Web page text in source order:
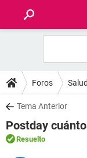
FOROS
SALUD
FAMILIA
Foros Salud
Tema Anterior
Postday
Resuelto